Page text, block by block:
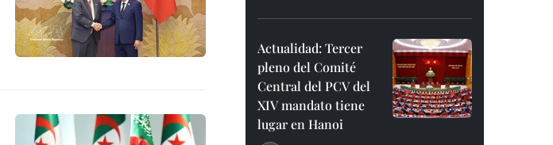
Actualidad: Tercer
pleno del Comité
Central del PCV del
XIV mandato tiene
lugar en Hanoi